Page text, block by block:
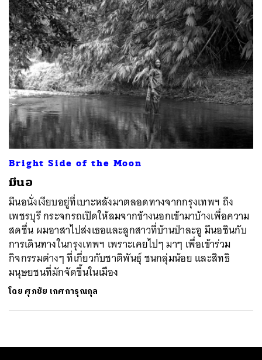
Bright Side of the Moon
มึนอ
มึนอนั่งเงียบอยู่ที่เบาะหลังมาตลอดทางจากกรุงเทพฯ ถึง
เพชรบุรี กระจกรถเปิดให้ลมจากข้างนอกเข้ามาบ้างเพื่อความ
สดชื่น ผมอาสาไปส่งเธอและลูกสาวที่บ้านป่าละอู มึนอชินกับ
การเดินทางในกรุงเทพฯ เพราะเคยไปๆ มาๆ เพื่อเข้าร่วม
กิจกรรมต่างๆ ที่เกี่ยวกับชาติพันธุ์ ชนกลุ่มน้อย และสิทธิ
มนุษยชนที่มักจัดขึ้นในเมือง
โดย ศุภชัย เกศการุณกุล
ค้นหา
SHARE TWEET LINE EMAIL